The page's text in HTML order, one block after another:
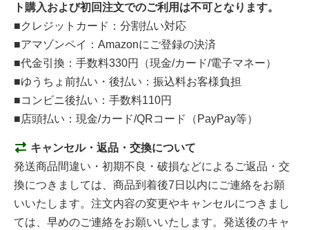
ト購入および初回注文でのご利用は不可となります。
■クレジットカード：分割払い対応
■アマゾンペイ：Amazonにご登録の決済
■代金引換：手数料330円（現金/カード/電子マネー）
■ゆうちょ前払い・後払い：振込料お客様負担
■コンビニ後払い：手数料110円
■店頭払い：現金/カード/QRコード（PayPay等）
キャンセル・返品・交換について
発送商品間違い・初期不良・破損などによるご返品・交
換につきましては、商品到着後7日以内にご連絡をお願
いいたします。注文内容の変更やキャンセルにつきまし
ては、早めのご連絡をお願いいたします。発送後のキャ